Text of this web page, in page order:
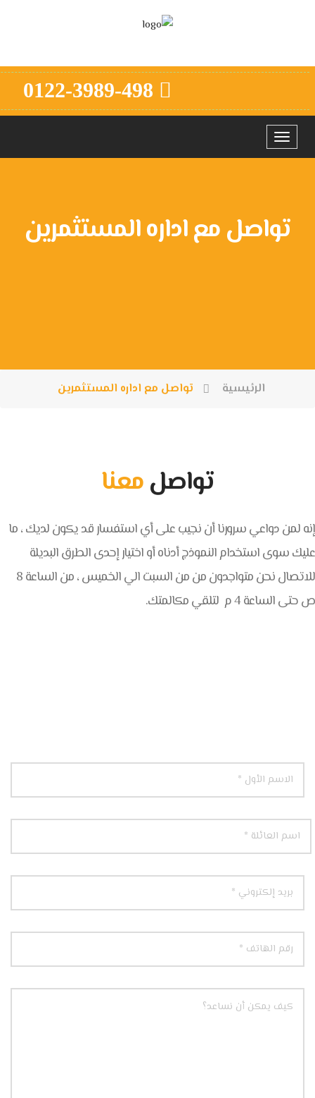
Toggle
navigation
تواصل مع اداره المستثمرين
الرئيسية تواصل مع اداره المستثمرين
تواصلمعنا
إنه لمن دواعي سرورنا أن نجيب على أي استفسار قد يكون لديك ، ما
عليك سوى استخدام النموذج أدناه أو اختيار إحدى الطرق البديلة
للاتصال نحن متواجدون من من السبت الي الخميس ، من الساعة 8
ص حتى الساعة 4 م لتلقي مكالمتك.